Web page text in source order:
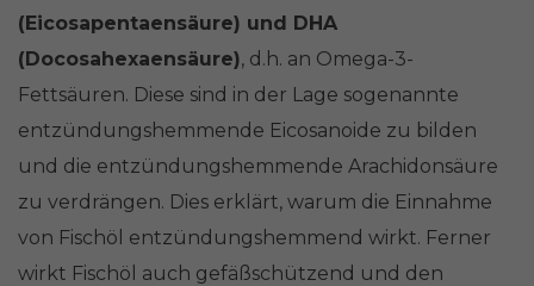
(Eicosapentaensäure) und DHA
(Docosahexaensäure), d.h. an Omega-3-
Fettsäuren. Diese sind in der Lage sogenannte
entzündungshemmende Eicosanoide zu bilden
und die entzündungshemmende Arachidonsäure
zu verdrängen. Dies erklärt, warum die Einnahme
von Fischöl entzündungshemmend wirkt. Ferner
wirkt Fischöl auch gefäßschützend und den